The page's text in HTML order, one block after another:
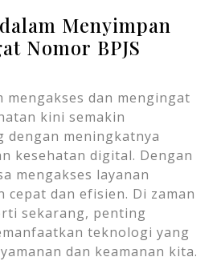
Menyimpan
Nomor BPJS
mengakses dan mengingat
kini semakin
dengan meningkatnya
kesehatan digital. Dengan
mengakses layanan
cepat dan efisien. Di zaman
sekarang, penting
teknologi yang
dan keamanan kita.